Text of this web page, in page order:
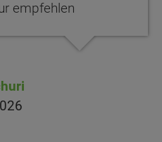
empfehlen